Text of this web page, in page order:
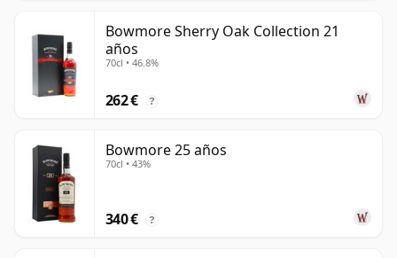
Bowmore Sherry Oak Collection 21
años
70cl • 46.8%
262 € ?
Bowmore 25 años
70cl • 43%
340 € ?